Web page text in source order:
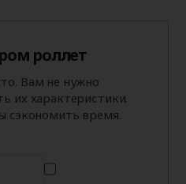
роллет
Вам не нужно
их характеристики.
сэкономить время.